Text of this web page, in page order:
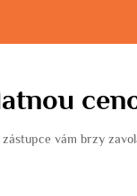
zástupce vám brzy